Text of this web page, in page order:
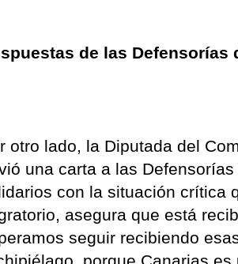
de las Defensorías
otro lado, la Diputada del
una carta a las
con la situación crítica
asegura que está
seguir recibiendo